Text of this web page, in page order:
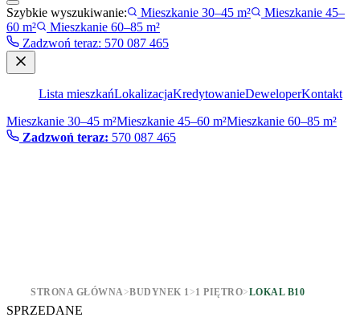
Szybkie wyszukiwanie: Mieszkanie 30–45 m²
Mieszkanie 45–
60 m²
Mieszkanie 60–85 m²
Zadzwoń teraz: 570 087 465
Lista mieszkańLokalizacjaKredytowanieDeweloperKontakt
Mieszkanie 30–45 m²Mieszkanie 45–60 m²Mieszkanie 60–85 m²
Zadzwoń teraz: 570 087 465
STRONA GŁÓWNA>BUDYNEK 1 >1 PIĘTRO>LOKAL B10
SPRZEDANE